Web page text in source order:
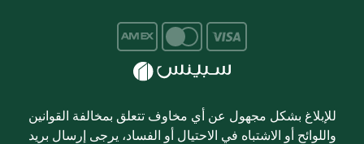
للإبلاغ بشكل مجهول عن أي مخاوف تتعلق بمخالفة القوانين
واللوائح أو الاشتباه في الاحتيال أو الفساد، يرجى إرسال بريد